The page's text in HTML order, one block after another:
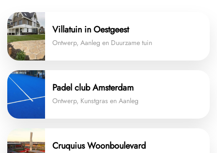
Villatuin in Oestgeest
Ontwerp, Aanleg en Duurzame tuin
Padel club Amsterdam
Ontwerp, Kunstgras en Aanleg
Cruquius Woonboulevard